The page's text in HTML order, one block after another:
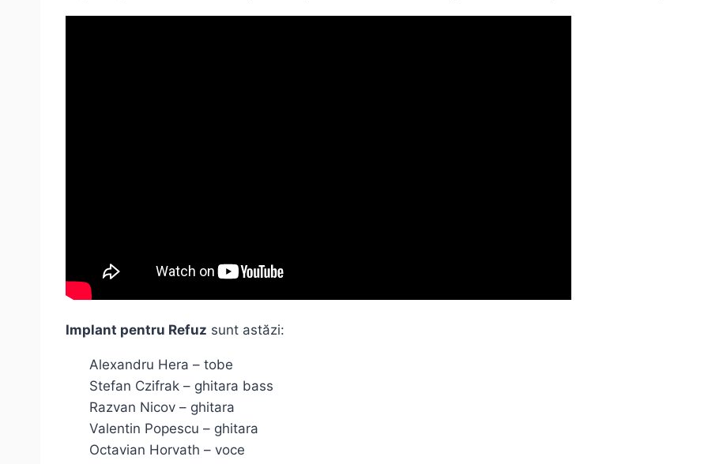
Implant pentru Refuz sunt astăzi:
Alexandru Hera – tobe
Stefan Czifrak – ghitara bass
Razvan Nicov – ghitara
Valentin Popescu – ghitara
Octavian Horvath – voce